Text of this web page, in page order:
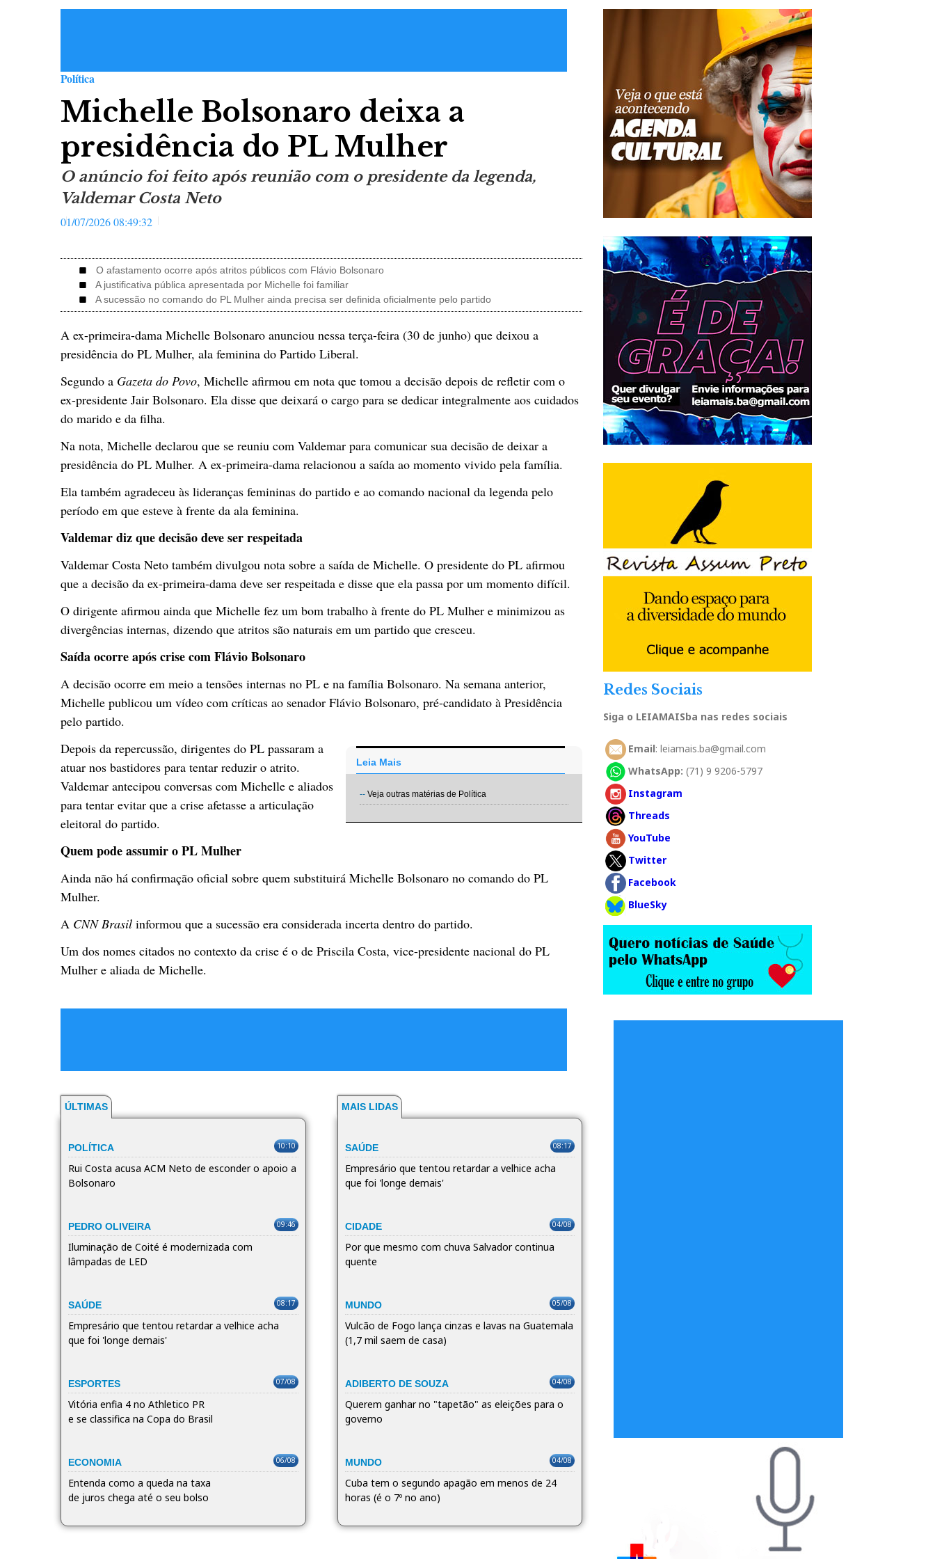
Política
Michelle Bolsonaro deixa a
presidência do PL Mulher
O anúncio foi feito após reunião com o presidente da legenda,
Valdemar Costa Neto
01/07/2026 08:49:32
O afastamento ocorre após atritos públicos com Flávio Bolsonaro
A justificativa pública apresentada por Michelle foi familiar
A sucessão no comando do PL Mulher ainda precisa ser definida oficialmente pelo partido
A ex-primeira-dama Michelle Bolsonaro anunciou nessa terça-feira (30 de junho) que deixou a
presidência do PL Mulher, ala feminina do Partido Liberal.
Segundo a Gazeta do Povo, Michelle afirmou em nota que tomou a decisão depois de refletir com o
ex-presidente Jair Bolsonaro. Ela disse que deixará o cargo para se dedicar integralmente aos cuidados
do marido e da filha.
Na nota, Michelle declarou que se reuniu com Valdemar para comunicar sua decisão de deixar a
presidência do PL Mulher. A ex-primeira-dama relacionou a saída ao momento vivido pela família.
Ela também agradeceu às lideranças femininas do partido e ao comando nacional da legenda pelo
período em que esteve à frente da ala feminina.
Valdemar diz que decisão deve ser respeitada
Valdemar Costa Neto também divulgou nota sobre a saída de Michelle. O presidente do PL afirmou
que a decisão da ex-primeira-dama deve ser respeitada e disse que ela passa por um momento difícil.
O dirigente afirmou ainda que Michelle fez um bom trabalho à frente do PL Mulher e minimizou as
divergências internas, dizendo que atritos são naturais em um partido que cresceu.
Saída ocorre após crise com Flávio Bolsonaro
A decisão ocorre em meio a tensões internas no PL e na família Bolsonaro. Na semana anterior,
Michelle publicou um vídeo com críticas ao senador Flávio Bolsonaro, pré-candidato à Presidência
pelo partido.
Leia Mais
-- Veja outras matérias de Política
Depois da repercussão, dirigentes do PL passaram a
atuar nos bastidores para tentar reduzir o atrito.
Valdemar antecipou conversas com Michelle e aliados
para tentar evitar que a crise afetasse a articulação
eleitoral do partido.
Quem pode assumir o PL Mulher
Ainda não há confirmação oficial sobre quem substituirá Michelle Bolsonaro no comando do PL
Mulher.
A CNN Brasil informou que a sucessão era considerada incerta dentro do partido.
Um dos nomes citados no contexto da crise é o de Priscila Costa, vice-presidente nacional do PL
Mulher e aliada de Michelle.
ÚLTIMAS
POLÍTICA 10:10
Rui Costa acusa ACM Neto de esconder o apoio a
Bolsonaro
PEDRO OLIVEIRA 09:46
Iluminação de Coité é modernizada com
lâmpadas de LED
SAÚDE 08:17
Empresário que tentou retardar a velhice acha
que foi 'longe demais'
ESPORTES 07/08
Vitória enfia 4 no Athletico PR
e se classifica na Copa do Brasil
ECONOMIA 06/08
Entenda como a queda na taxa
de juros chega até o seu bolso
MAIS LIDAS
SAÚDE 08:17
Empresário que tentou retardar a velhice acha
que foi 'longe demais'
CIDADE 04/08
Por que mesmo com chuva Salvador continua
quente
MUNDO 05/08
Vulcão de Fogo lança cinzas e lavas na Guatemala
(1,7 mil saem de casa)
ADIBERTO DE SOUZA 04/08
Querem ganhar no "tapetão" as eleições para o
governo
MUNDO 04/08
Cuba tem o segundo apagão em menos de 24
horas (é o 7º no ano)
Redes Sociais
Siga o LEIAMAISba nas redes sociais
Email: leiamais.ba@gmail.com
WhatsApp: (71) 9 9206-5797
Instagram
Threads
YouTube
Twitter
Facebook
BlueSky